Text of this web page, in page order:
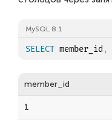
MySQL 8.1
SELECT member_id ,
member_id
1